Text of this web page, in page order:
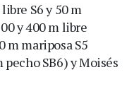
S6 y 50 m
y 400 m libre
m mariposa S5
SB6) y Moisés